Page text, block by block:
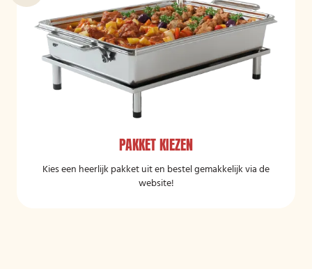
PAKKET KIEZEN
Kies een heerlijk pakket uit en bestel gemakkelijk via de
website!